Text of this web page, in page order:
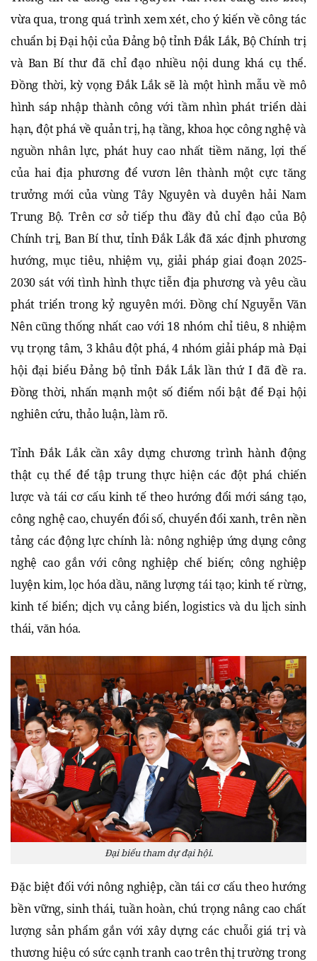
vừa qua, trong quá trình xem xét, cho ý kiến về công tác
chuẩn bị Đại hội của Đảng bộ tỉnh Đắk Lắk, Bộ Chính trị
và Ban Bí thư đã chỉ đạo nhiều nội dung khá cụ thể.
Đồng thời, kỳ vọng Đắk Lắk sẽ là một hình mẫu về mô
hình sáp nhập thành công với tầm nhìn phát triển dài
hạn, đột phá về quản trị, hạ tầng, khoa học công nghệ và
nguồn nhân lực, phát huy cao nhất tiềm năng, lợi thế
của hai địa phương để vươn lên thành một cực tăng
trưởng mới của vùng Tây Nguyên và duyên hải Nam
Trung Bộ. Trên cơ sở tiếp thu đầy đủ chỉ đạo của Bộ
Chính trị, Ban Bí thư, tỉnh Đắk Lắk đã xác định phương
hướng, mục tiêu, nhiệm vụ, giải pháp giai đoạn 2025-
2030 sát với tình hình thực tiễn địa phương và yêu cầu
phát triển trong kỷ nguyên mới. Đồng chí Nguyễn Văn
Nên cũng thống nhất cao với 18 nhóm chỉ tiêu, 8 nhiệm
vụ trọng tâm, 3 khâu đột phá, 4 nhóm giải pháp mà Đại
hội đại biểu Đảng bộ tỉnh Đắk Lắk lần thứ I đã đề ra.
Đồng thời, nhấn mạnh một số điểm nổi bật để Đại hội
nghiên cứu, thảo luận, làm rõ.
Tỉnh Đắk Lắk cần xây dựng chương trình hành động
thật cụ thể để tập trung thực hiện các đột phá chiến
lược và tái cơ cấu kinh tế theo hướng đổi mới sáng tạo,
công nghệ cao, chuyển đổi số, chuyển đổi xanh, trên nền
tảng các động lực chính là: nông nghiệp ứng dụng công
nghệ cao gắn với công nghiệp chế biến; công nghiệp
luyện kim, lọc hóa dầu, năng lượng tái tạo; kinh tế rừng,
kinh tế biển; dịch vụ cảng biển, logistics và du lịch sinh
thái, văn hóa.
Đại biểu tham dự đại hội.
Đặc biệt đối với nông nghiệp, cần tái cơ cấu theo hướng
bền vững, sinh thái, tuần hoàn, chú trọng nâng cao chất
lượng sản phẩm gắn với xây dựng các chuỗi giá trị và
thương hiệu có sức cạnh tranh cao trên thị trường trong